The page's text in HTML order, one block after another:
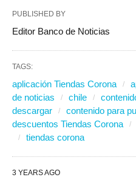
PUBLISHED BY
Editor Banco de Noticias
TAGS:
aplicación Tiendas Corona
de noticias
chile
descargar
contenido para
descuentos Tiendas Corona
tiendas corona
3 YEARS AGO